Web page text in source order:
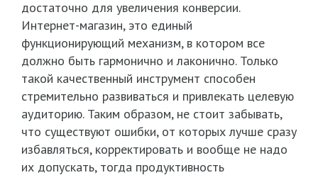
достаточно для увеличения конверсии.
Интернет-магазин, это единый
функционирующий механизм, в котором все
должно быть гармонично и лаконично. Только
такой качественный инструмент способен
стремительно развиваться и привлекать целевую
аудиторию. Таким образом, не стоит забывать,
что существуют ошибки, от которых лучше сразу
избавляться, корректировать и вообще не надо
их допускать, тогда продуктивность